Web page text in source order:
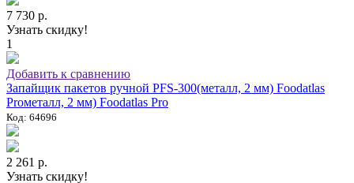
7 730 р.
Узнать скидку!
1
Добавить к сравнению
Запайщик пакетов ручной PFS-300(металл, 2 мм) Foodatlas
Proметалл, 2 мм) Foodatlas Pro
Код: 64696
2 261 р.
Узнать скидку!